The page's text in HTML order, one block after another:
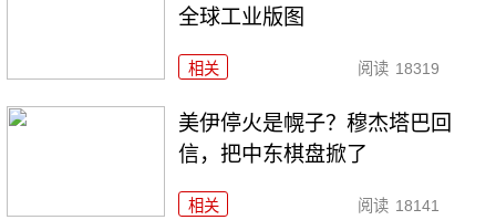
全球工业版图
相关 阅读 18319
美伊停火是幌子？穆杰塔巴回
信，把中东棋盘掀了
相关 阅读 18141